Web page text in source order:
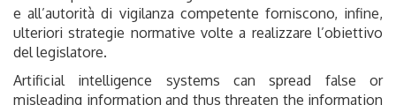
e all’autorità di vigilanza competente forniscono, infine,
ulteriori strategie normative volte a realizzare l’obiettivo
del legislatore.
Artificial intelligence systems can spread false or
misleading information and thus threaten the information